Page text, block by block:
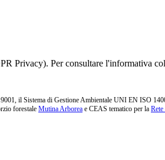
Privacy). Per consultare l'informativa
il Sistema di Gestione Ambientale UNI EN ISO
forestale Mutina Arborea e CEAS tematico per la